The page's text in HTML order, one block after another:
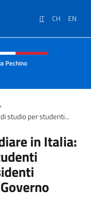
IT CH EN
e menù
Pechino
studio per studenti...
in Italia: